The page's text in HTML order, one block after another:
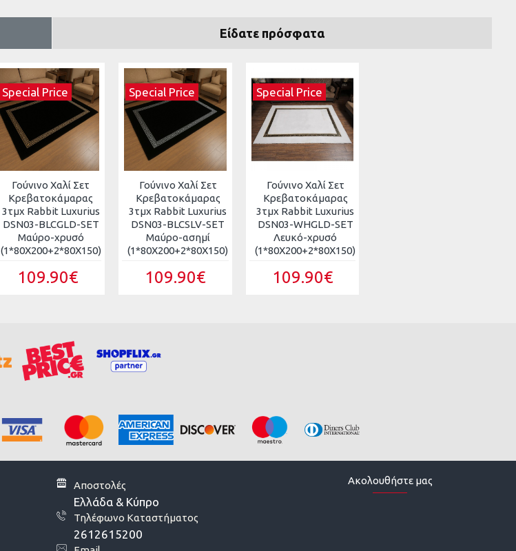
Είδατε πρόσφατα
Special Price
Γούνινο Χαλί Σετ
Κρεβατοκάμαρας
3τμχ Rabbit Luxurius
DSN03-BLCGLD-SET
Μαύρο-χρυσό
(1*80X200+2*80X150)
109.90€
Special Price
Γούνινο Χαλί Σετ
Κρεβατοκάμαρας
3τμχ Rabbit Luxurius
DSN03-BLCSLV-SET
Μαύρο-ασημί
(1*80X200+2*80X150)
109.90€
Special Price
Γούνινο Χαλί Σετ
Κρεβατοκάμαρας
3τμχ Rabbit Luxurius
DSN03-WHGLD-SET
Λευκό-χρυσό
(1*80X200+2*80X150)
109.90€
Αποστολές
Ελλάδα & Κύπρο
Τηλέφωνο Καταστήματος
2612615200
Ακολουθήστε μας